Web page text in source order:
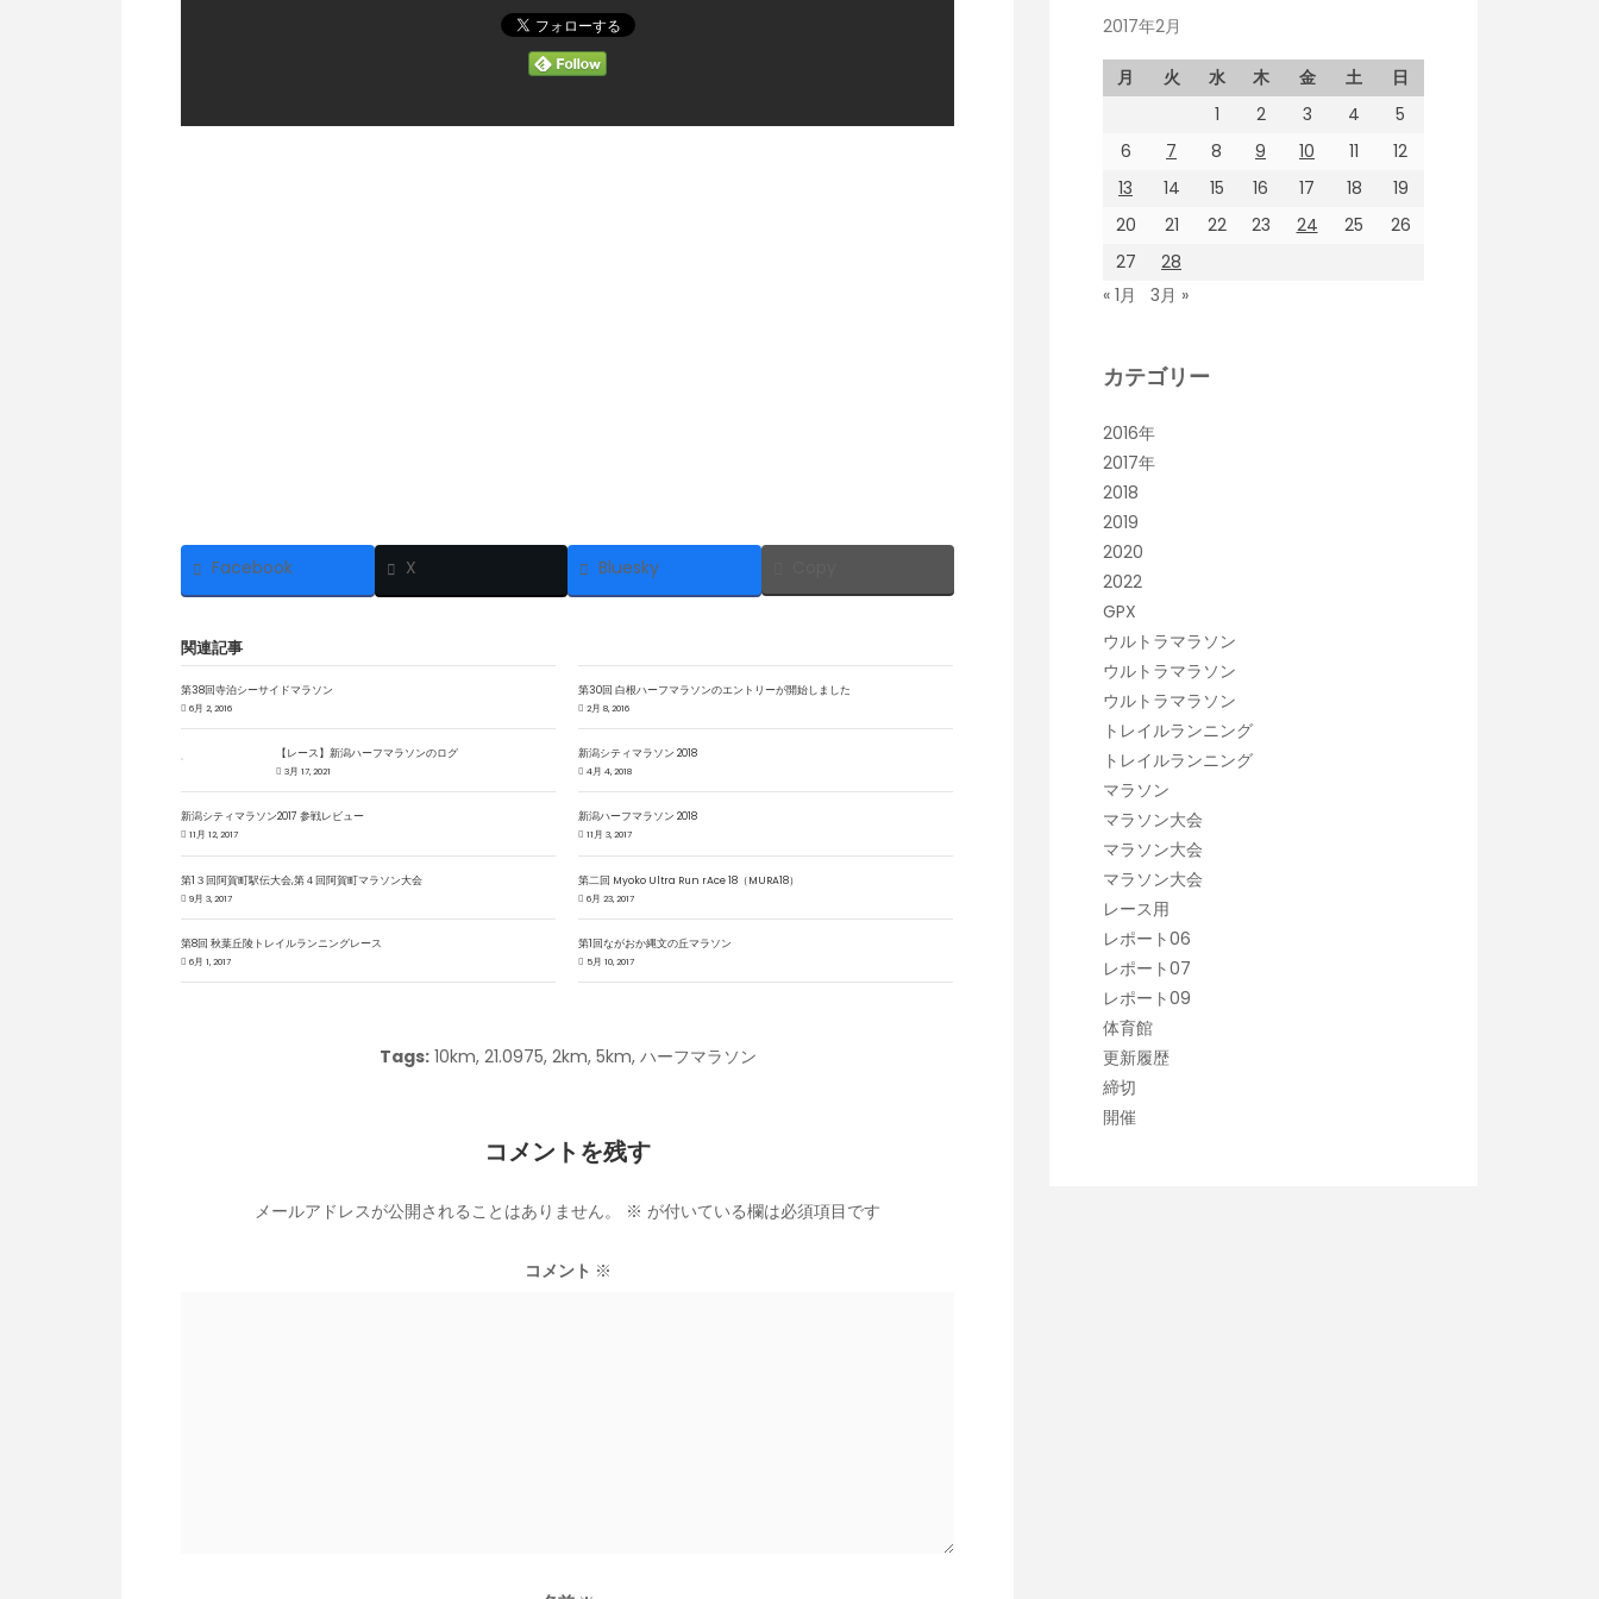
Facebook X Bluesky
関連記事
第38回寺泊シーサイドマラソン
6月 2, 2016
第30回 白根ハーフマラソンのエントリーが開始しました
2月 8, 2016
【レース】新潟ハーフマラソンのログ
3月 17, 2021
新潟シティマラソン 2018
4月 4, 2018
新潟シティマラソン2017 参戦レビュー
11月 12, 2017
新潟ハーフマラソン 2018
11月 3, 2017
第1３回阿賀町駅伝大会,第４回阿賀町マラソン大会
9月 3, 2017
第二回 Myoko Ultra Run rAce 18（MURA18）
6月 23, 2017
第8回 秋葉丘陵トレイルランニングレース
6月 1, 2017
第1回ながおか縄文の丘マラソン
5月 10, 2017
Tags: 10km, 21.0975, 2km, 5km, ハーフマラソン
コメントを残す
メールアドレスが公開されることはありません。 ※ が付いている欄は必須項目です
コメント ※
2017年2月
月 火 水 木 金 土
日
1
2 3 4
5
6
7 8 9 10 11
12
13
14 15 16 17 18
19
20
21 22 23 24 25
26
27
28
« 1月
3月 »
カテゴリー
2016年
2017年
2018
2019
2020
2022
GPX
ウルトラマラソン
ウルトラマラソン
ウルトラマラソン
トレイルランニング
トレイルランニング
マラソン
マラソン大会
マラソン大会
マラソン大会
レース用
レポート06
レポート07
レポート09
体育館
更新履歴
締切
開催